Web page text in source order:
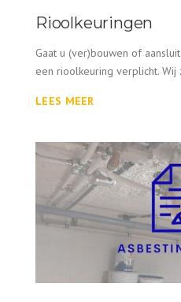
Rioolkeuringen
Gaat u (ver)bouwen of
een rioolkeuring verplicht. Wij
LEES MEER